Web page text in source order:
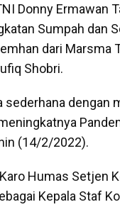
Donny Ermawan
Sumpah dan
dari Marsma
Shobri.
sederhana dengan
(14/2/2022).
Humas Setjen
Kepala Staf